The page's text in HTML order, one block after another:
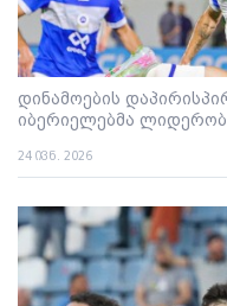
დინამოების
იბერიელებმა
24 ივნ. 2026